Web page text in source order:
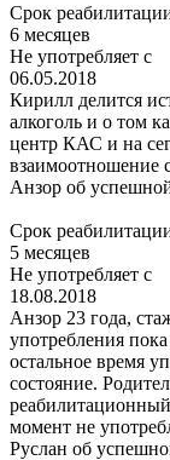
Срок
6 месяцев
Не употребляет с
06.05.2018
Кирилл делится
алкоголь и о том
центр КАС и на
взаимоотношение
Анзор об
Срок
5 месяцев
Не употребляет с
18.08.2018
Анзор 23 года,
употребления
остальное время
состояние.
момент не
Руслан об